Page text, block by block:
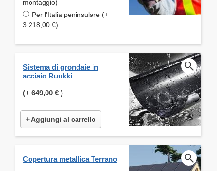
montaggio)
Per l'Italia peninsulare (+
3.218,00 €)
Sistema di grondaie in
acciaio Ruukki
(+ 649,00 € )
+ Aggiungi al carrello
Copertura metallica Terrano